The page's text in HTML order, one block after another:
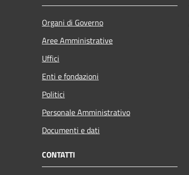
Organi di Governo
Aree Amministrative
Uffici
Enti e fondazioni
Politici
Personale Amministrativo
Documenti e dati
CONTATTI